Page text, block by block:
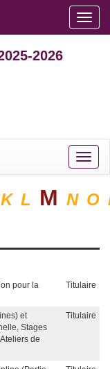
Toggle
2026
Toggle
K L M N O
pour la
Titulaire
et
Stages
de
Titulaire